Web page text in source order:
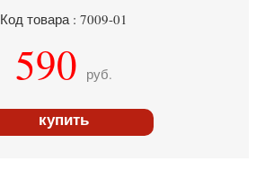
Код товара : 7009-01
590 руб.
купить